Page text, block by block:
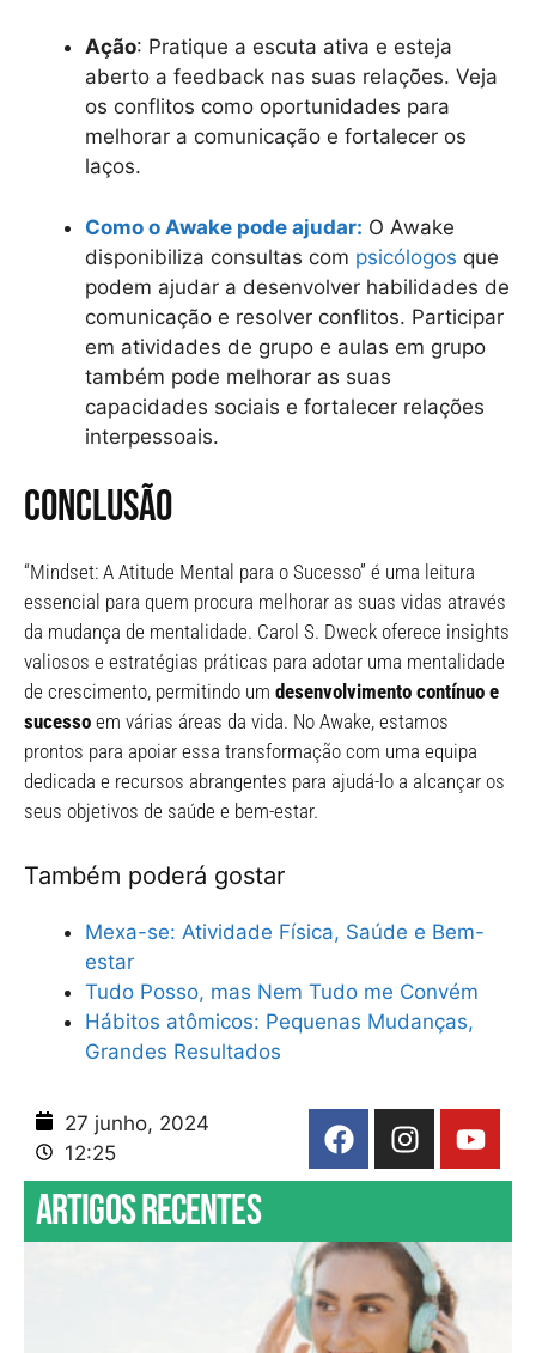
Ação: Pratique a escuta ativa e esteja
aberto a feedback nas suas relações. Veja
os conflitos como oportunidades para
melhorar a comunicação e fortalecer os
laços.
Como o Awake pode ajudar: O Awake
disponibiliza consultas com psicólogos que
podem ajudar a desenvolver habilidades de
comunicação e resolver conflitos. Participar
em atividades de grupo e aulas em grupo
também pode melhorar as suas
capacidades sociais e fortalecer relações
interpessoais.
Conclusão
“Mindset: A Atitude Mental para o Sucesso” é uma leitura
essencial para quem procura melhorar as suas vidas através
da mudança de mentalidade. Carol S. Dweck oferece insights
valiosos e estratégias práticas para adotar uma mentalidade
de crescimento, permitindo um desenvolvimento contínuo e
sucesso em várias áreas da vida. No Awake, estamos
prontos para apoiar essa transformação com uma equipa
dedicada e recursos abrangentes para ajudá-lo a alcançar os
seus objetivos de saúde e bem-estar.
Também poderá gostar
Mexa-se: Atividade Física, Saúde e Bem-
estar
Tudo Posso, mas Nem Tudo me Convém
Hábitos atômicos: Pequenas Mudanças,
Grandes Resultados
27 junho, 2024
12:25
Artigos recentes